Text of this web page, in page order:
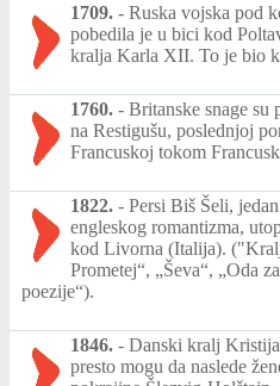
1709. - Ruska vojska pod
pobedila je u bici kod
kralja Karla XII. To je bio
1760. - Britanske snage su
na Restigušu, poslednjoj
Francuskoj tokom
1822. - Persi Biš Šeli,
engleskog romantizma,
kod Livorna (Italija).
Prometej“, „Ševa“, „Oda
poezije“).
1846. - Danski kralj
presto mogu da naslede